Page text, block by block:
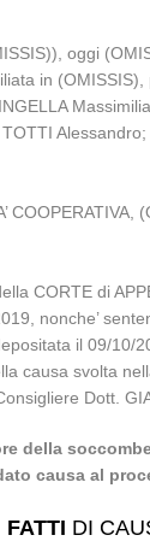
oggi
in (OMISSIS),
Alessandro;
COOPERATIVA,
CORTE di
nonche’
il 09/10/
causa svolta
Dott.
della
causa al
FATTI DI